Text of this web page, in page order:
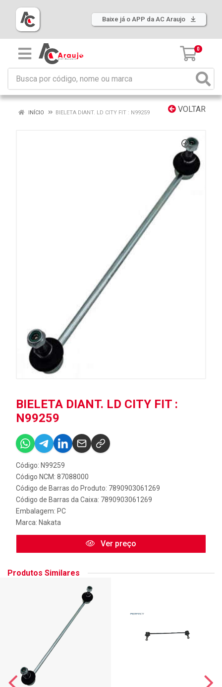
Baixe já o APP da AC Araujo
0
VOLTAR
INÍCIO BIELETA DIANT. LD CITY FIT : N99259
BIELETA DIANT. LD CITY FIT :
N99259
Código: N99259
Código NCM: 87088000
Código de Barras do Produto: 7890903061269
Código de Barras da Caixa: 7890903061269
Embalagem: PC
Marca: Nakata
Ver preço
Produtos Similares